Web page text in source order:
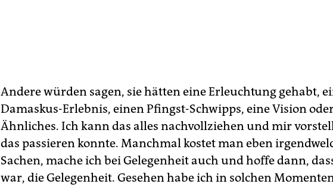
Andere würden sagen, sie hätten eine Erleuchtung gehabt,
Damaskus-Erlebnis, einen Pfingst-Schwipps, eine Vision
Ähnliches. Ich kann das alles nachvollziehen und mir
das passieren konnte. Manchmal kostet man eben
Sachen, mache ich bei Gelegen­heit auch und hoffe dann,
war, die Gelegenheit. Gesehen habe ich in solchen